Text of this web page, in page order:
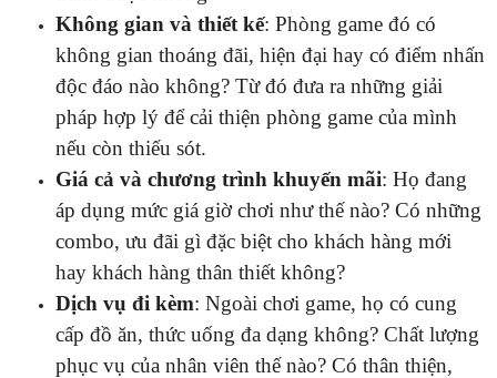
Không gian và thiết kế: Phòng game đó có
không gian thoáng đãi, hiện đại hay có điểm nhấn
độc đáo nào không? Từ đó đưa ra những giải
pháp hợp lý để cải thiện phòng game của mình
nếu còn thiếu sót.
Giá cả và chương trình khuyến mãi: Họ đang
áp dụng mức giá giờ chơi như thế nào? Có những
combo, ưu đãi gì đặc biệt cho khách hàng mới
hay khách hàng thân thiết không?
Dịch vụ đi kèm: Ngoài chơi game, họ có cung
cấp đồ ăn, thức uống đa dạng không? Chất lượng
phục vụ của nhân viên thế nào? Có thân thiện,